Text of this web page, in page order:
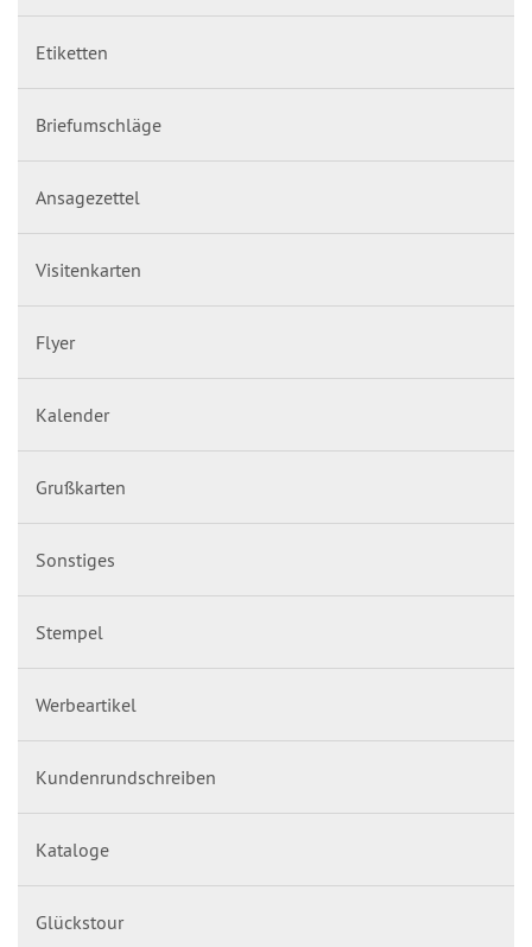
Etiketten
Briefumschläge
Ansagezettel
Visitenkarten
Flyer
Kalender
Grußkarten
Sonstiges
Stempel
Werbeartikel
Kundenrundschreiben
Kataloge
Glückstour